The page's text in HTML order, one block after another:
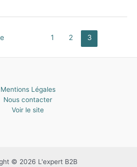
1 2 3
Mentions Légales
Nous contacter
Voir le site
© 2026 L'expert B2B